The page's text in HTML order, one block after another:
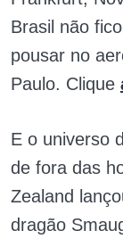
Brasil não
pousar no
Paulo. Clique
E o universo
de fora das
Zealand
dragão